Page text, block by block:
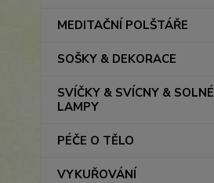
MEDITAČNÍ POLŠTÁŘE
SOŠKY & DEKORACE
SVÍČKY & SVÍCNY & SOLNÉ
LAMPY
PÉČE O TĚLO
VYKUŘOVÁNÍ